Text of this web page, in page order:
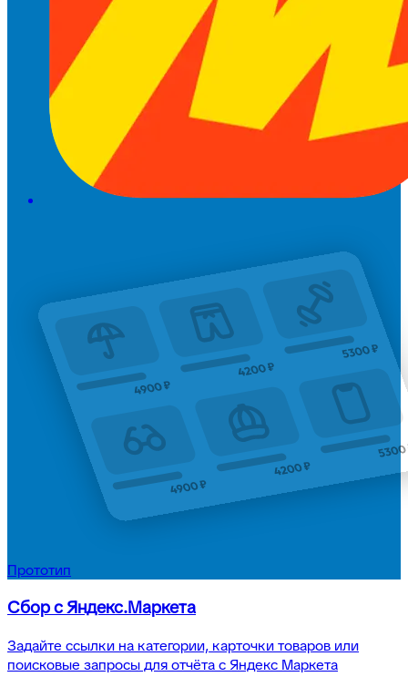
Прототип
Сбор с Яндекс.Маркета
Задайте ссылки на категории, карточки товаров или
поисковые запросы для отчёта с Яндекс Маркета